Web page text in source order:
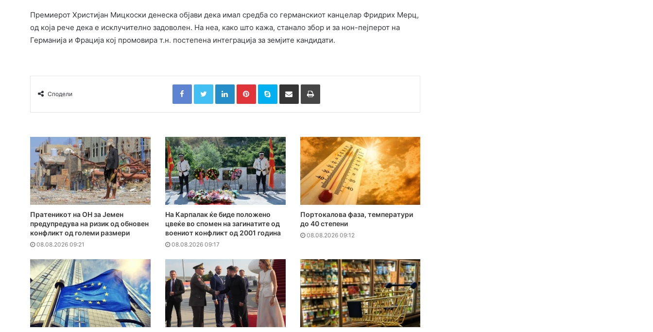
Премиерот Христијан Мицкоски денеска објави дека имал средба со германскиот канцелар Фридрих Мерц,
од која рече дека е исклучително задоволен. На неа, како што кажа, станало збор и за нон-пејперот на
Германија и Фрација кој промовира т.н. постепена интеграција за земјите кандидати.
Сподели
FacebookTwitterLinkedInPinterestSkype Сподели преку Е-маил Испринтај
Пратеникот на ОН за Јемен
предупредува на ризик од обновен
конфликт од големи размери
08.08.2026 09:21
На Карпалак ќе биде положено
цвеќе во спомен на загинатите од
воениот конфликт од 2001 година
08.08.2026 09:17
Портокалова фаза, температури
до 40 степени
08.08.2026 09:12